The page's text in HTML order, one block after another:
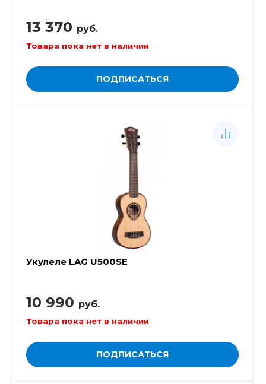
13 370 руб.
Товара пока нет в наличии
ПОДПИСАТЬСЯ
Укулеле LAG U500SE
10 990 руб.
Товара пока нет в наличии
ПОДПИСАТЬСЯ